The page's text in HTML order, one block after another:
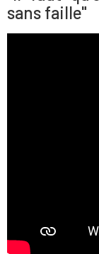
sans faille"